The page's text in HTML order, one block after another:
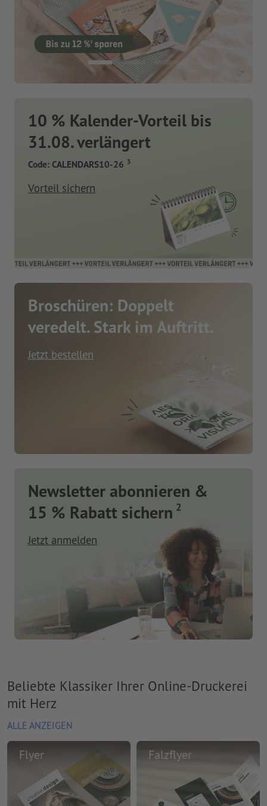
10 % Kalender-Vorteil bis
31.08. verlängert
Code: CALENDARS10-26 3
Vorteil sichern
Broschüren: Doppelt
veredelt. Stark im Auftritt.
Jetzt bestellen
Newsletter abonnieren &
15 % Rabatt sichern 2
Jetzt anmelden
Beliebte Klassiker Ihrer Online-Druckerei
mit Herz
ALLE ANZEIGEN
Flyer Falzflyer